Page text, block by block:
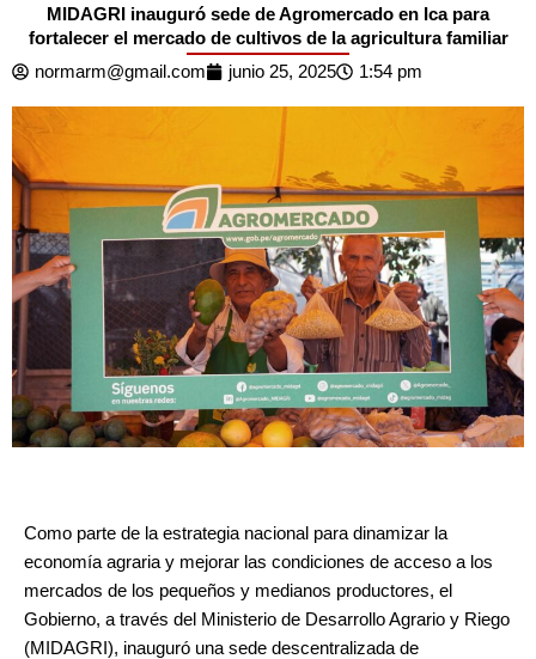
MIDAGRI inauguró sede de Agromercado en Ica para
fortalecer el mercado de cultivos de la agricultura familiar
normarm@gmail.com
junio 25, 2025 1:54 pm
Como parte de la estrategia nacional para dinamizar la
economía agraria y mejorar las condiciones de acceso a los
mercados de los pequeños y medianos productores, el
Gobierno, a través del Ministerio de Desarrollo Agrario y Riego
(MIDAGRI), inauguró una sede descentralizada de